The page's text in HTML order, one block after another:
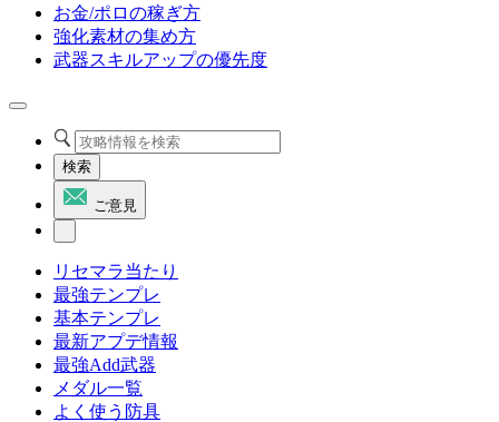
お金/ポロの稼ぎ方
強化素材の集め方
武器スキルアップの優先度
検索
ご意見
リセマラ当たり
最強テンプレ
基本テンプレ
最新アプデ情報
最強Add武器
メダル一覧
よく使う防具